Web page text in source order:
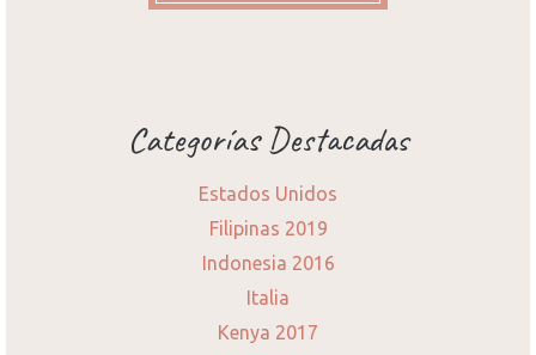
Categorías Destacadas
Estados Unidos
Filipinas 2019
Indonesia 2016
Italia
Kenya 2017